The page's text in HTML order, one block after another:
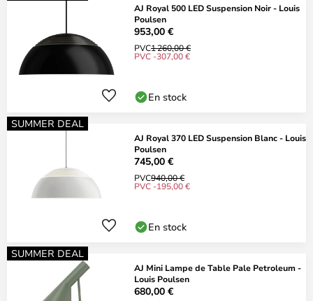
AJ Royal 500 LED Suspension Noir - Louis
Poulsen
953,00 €
PVC1 260,00 €
PVC -307,00 €
En stock
SUMMER DEAL
AJ Royal 370 LED Suspension Blanc - Louis
Poulsen
745,00 €
PVC940,00 €
PVC -195,00 €
En stock
SUMMER DEAL
AJ Mini Lampe de Table Pale Petroleum -
Louis Poulsen
680,00 €